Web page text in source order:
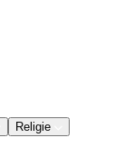
Religie